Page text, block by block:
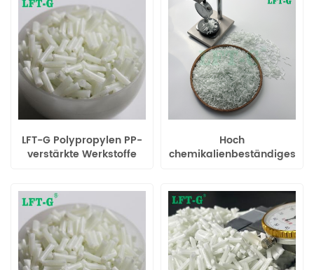
LFT-G Polypropylen PP-
verstärkte Werkstoffe
Eigenschaften
Hoch
chemikalienbeständiges
Naturschwarz,
Sonderfarbe